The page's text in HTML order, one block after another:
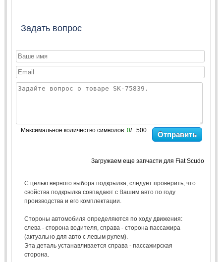
Задать вопрос
Максимальное количество символов: 0/ 500 Отправить
Загружаем еще запчасти для Fiat Scudo
С целью верного выбора подкрылка, следует проверить, что
свойства подкрылка совпадают с Вашим авто по году
производства и его комплектации.
Стороны автомобиля определяются по ходу движения:
слева - сторона водителя, справа - сторона пассажира
(актуально для авто с левым рулем).
Эта деталь устанавливается справа - пассажирская
сторона.